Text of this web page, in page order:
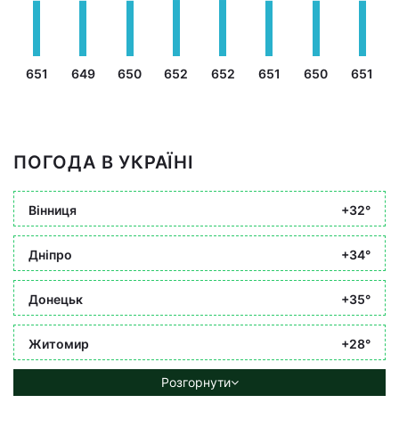
651 649 650 652 652 651 650 651
ПОГОДА В УКРАЇНІ
Вінниця +32°
Дніпро +34°
Донецьк +35°
Житомир +28°
Розгорнути